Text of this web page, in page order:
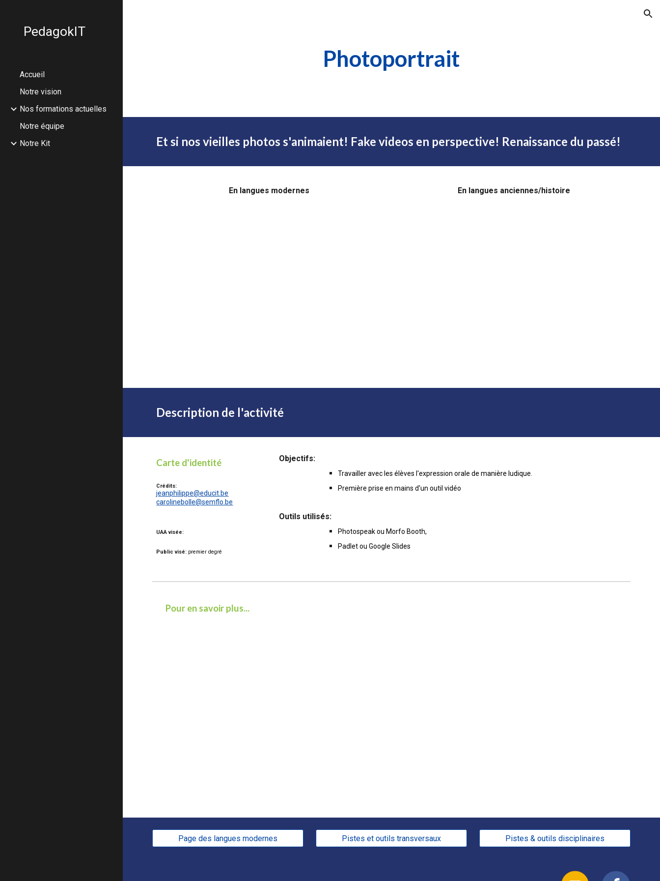
PedagokIT
Accueil
Notre vision
Nos formations actuelles
Notre équipe
Notre Kit
Photoportrait
Et si nos vieilles photos s'animaient! Fake videos en perspective! Renaissance du passé!
En langues modernes En langues anciennes/histoire
Description de l'activité
Carte d'identité
Crédits:
jeanphilippe@educit.be
carolinebolle@semflo.be
UAA visée:
Public visé: premier degré
Objectifs:
Travailler avec les élèves l'expression orale de manière ludique.
Première prise en mains d'un outil vidéo
Outils utilisés:
Photospeak ou Morfo Booth,
Padlet ou Google Slides
Pour en savoir plus...
Page des langues modernes Pistes et outils transversaux Pistes & outils disciplinaires